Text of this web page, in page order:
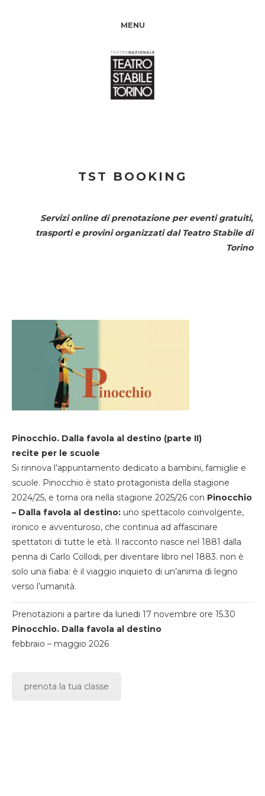
MENU
TST BOOKING
Servizi online di prenotazione per eventi gratuiti,
trasporti e provini organizzati dal Teatro Stabile di
Torino
Pinocchio. Dalla favola al destino (parte II)
recite per le scuole
Si rinnova l’appuntamento dedicato a bambini, famiglie e
scuole. Pinocchio è stato protagonista della stagione
2024/25, e torna ora nella stagione 2025/26 con Pinocchio
– Dalla favola al destino: uno spettacolo coinvolgente,
ironico e avventuroso, che continua ad affascinare
spettatori di tutte le età. Il racconto nasce nel 1881 dalla
penna di Carlo Collodi, per diventare libro nel 1883. non è
solo una fiaba: è il viaggio inquieto di un’anima di legno
verso l’umanità.
Prenotazioni a partire da lunedi 17 novembre ore 15.30
Pinocchio. Dalla favola al destino
febbraio – maggio 2026
prenota la tua classe